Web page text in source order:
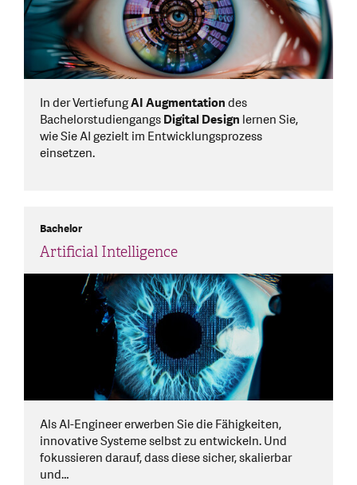
In der VertiefungAI Augmentationdes
BachelorstudiengangsDigital Design lernen Sie,
wie Sie AI gezielt im Entwicklungsprozess
einsetzen.
Artificial Intelligence
Bachelor
Als AI-Engineer erwerben Sie die Fähigkeiten,
innovative Systeme selbst zu entwickeln. Und
fokussieren darauf, dass diese sicher, skalierbar
und…